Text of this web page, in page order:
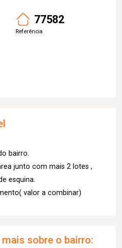
77582
Referência
bairro.
junto com mais 2 lotes ,
esquina.
valor a combinar)
sobre o bairro: